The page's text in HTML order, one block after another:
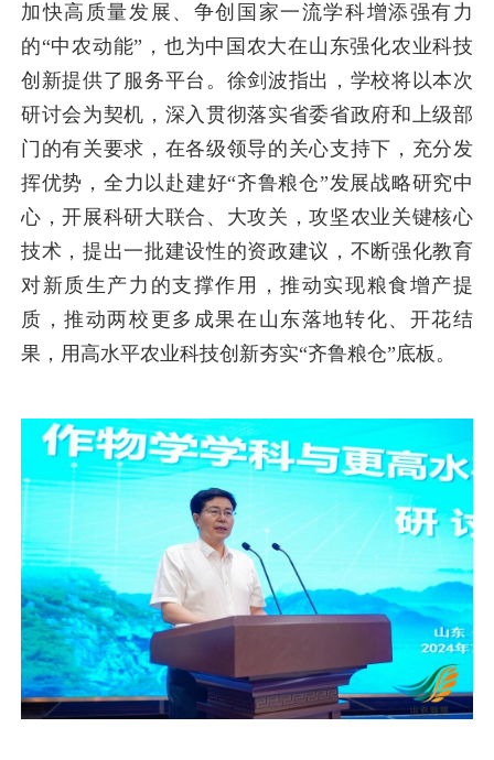
加快高质量发展、争创国家一流学科增添强有力
的“中农动能”，也为中国农大在山东强化农业科技
创新提供了服务平台。徐剑波指出，学校将以本次
研讨会为契机，深入贯彻落实省委省政府和上级部
门的有关要求，在各级领导的关心支持下，充分发
挥优势，全力以赴建好“齐鲁粮仓”发展战略研究中
心，开展科研大联合、大攻关，攻坚农业关键核心
技术，提出一批建设性的资政建议，不断强化教育
对新质生产力的支撑作用，推动实现粮食增产提
质，推动两校更多成果在山东落地转化、开花结
果，用高水平农业科技创新夯实“齐鲁粮仓”底板。